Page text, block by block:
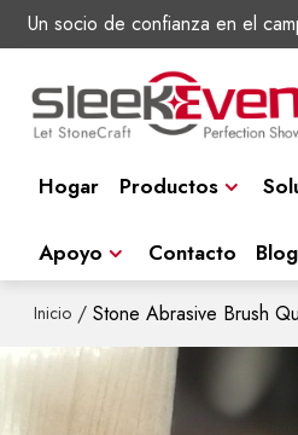
Un socio de confianza en el
Hogar Productos
Apoyo Contacto Blog
Inicio / Stone Abrasive Brush